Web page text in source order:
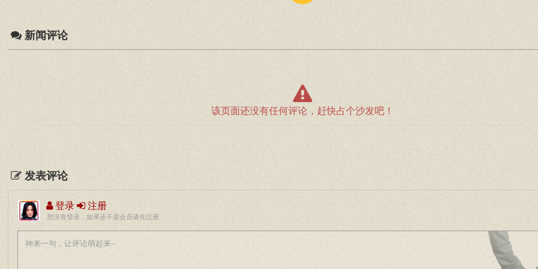
新闻评论
该页面还没有任何评论，赶快占个沙发吧！
发表评论
登录 注册
您没有登录，如果还不是会员请先注册